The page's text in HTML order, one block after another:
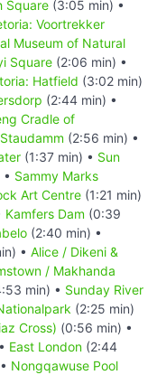
Square (3:05 min) •
Voortrekker
Museum of Natural
Square (2:06 min) •
Hatfield (3:02 min)
(2:44 min) •
Cradle of
(2:56 min) •
(1:37 min) • Sun
Sammy Marks
Art Centre (1:21 min)
Kamfers Dam (0:39
(2:40 min) •
• Alice / Dikeni &
/ Makhanda
min) • Sunday River
(2:25 min)
Cross) (0:56 min) •
East London (2:44
Nongqawuse Pool